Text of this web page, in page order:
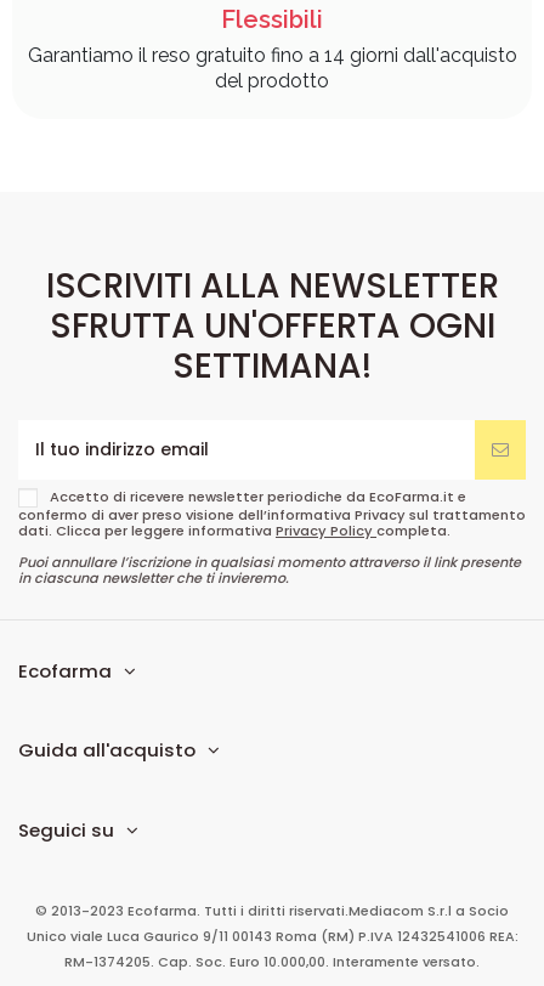
Flessibili
Garantiamo il reso gratuito fino a 14 giorni dall'acquisto
del prodotto
ISCRIVITI ALLA NEWSLETTER
SFRUTTA UN'OFFERTA OGNI
SETTIMANA!
Accetto di ricevere newsletter periodiche da EcoFarma.it e
confermo di aver preso visione dell’informativa Privacy sul trattamento
dati. Clicca per leggere informativa Privacy Policycompleta.
Puoi annullare l’iscrizione in qualsiasi momento attraverso il link presente
in ciascuna newsletter che ti invieremo.
Ecofarma
Guida all'acquisto
Seguici su
© 2013-2023 Ecofarma. Tutti i diritti riservati.Mediacom S.r.l a Socio
Unico viale Luca Gaurico 9/11 00143 Roma (RM) P.IVA 12432541006 REA:
RM-1374205. Cap. Soc. Euro 10.000,00. Interamente versato.